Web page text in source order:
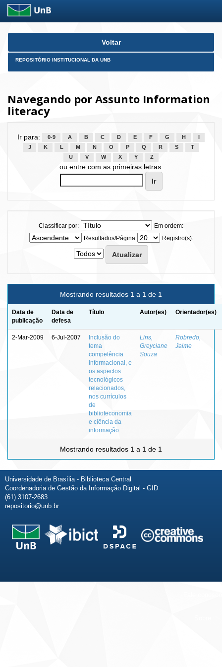
Skip
Voltar
REPOSITÓRIO INSTITUCIONAL DA UNB
Navegando por Assunto Information
literacy
Ir para: 0-9 A B C D E F G H
J
K L M N O P Q R S
T
U
V W X Y Z
ou entre com as primeiras letras:
Classificar por:
Em ordem:
Resultados/Página
Registro(s):
Mostrando resultados 1 a 1 de 1
Data de
publicação
Data de
defesa
Título Autor(es) Orientador(es)
2-Mar-2009 6-Jul-2007
Inclusão do
tema
competência
informacional, e
os aspectos
tecnológicos
relacionados,
nos currículos
de
biblioteconomia
e ciência da
informação
Lins,
Greyciane
Souza
Robredo,
Jaime
Mostrando resultados 1 a 1 de 1
Universidade de Brasília - Biblioteca Central
Coordenadoria de Gestão da Informação Digital - GID
(61) 3107-2683
repositorio@unb.br